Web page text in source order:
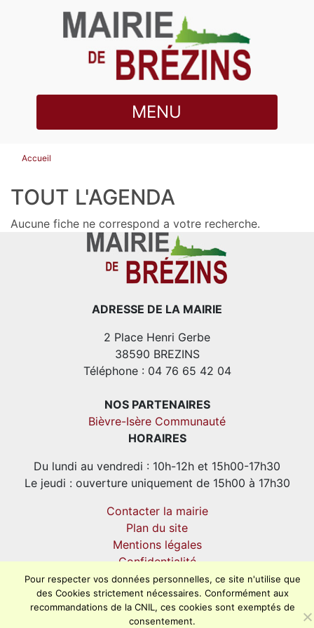
MENU
Accueil
TOUT L'AGENDA
Aucune fiche ne correspond a votre recherche.
ADRESSE DE LA MAIRIE
2 Place Henri Gerbe
38590 BREZINS
Téléphone : 04 76 65 42 04
NOS PARTENAIRES
Bièvre-Isère Communauté
HORAIRES
Du lundi au vendredi : 10h-12h et 15h00-17h30
Le jeudi : ouverture uniquement de 15h00 à 17h30
Contacter la mairie
Plan du site
Mentions légales
Confidentialité
Accessibilité (en cours)
Encore un site Commu'net !
Pour respecter vos données personnelles, ce site n'utilise que
des Cookies strictement nécessaires. Conformément aux
recommandations de la CNIL, ces cookies sont exemptés de
consentement.